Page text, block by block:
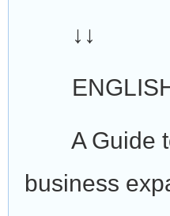
↓↓
ENGLISH
A Guide to
business